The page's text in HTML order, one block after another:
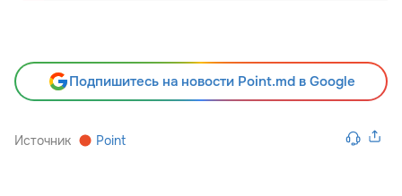
Подпишитесь на новости Point.md в Google
Источник Point